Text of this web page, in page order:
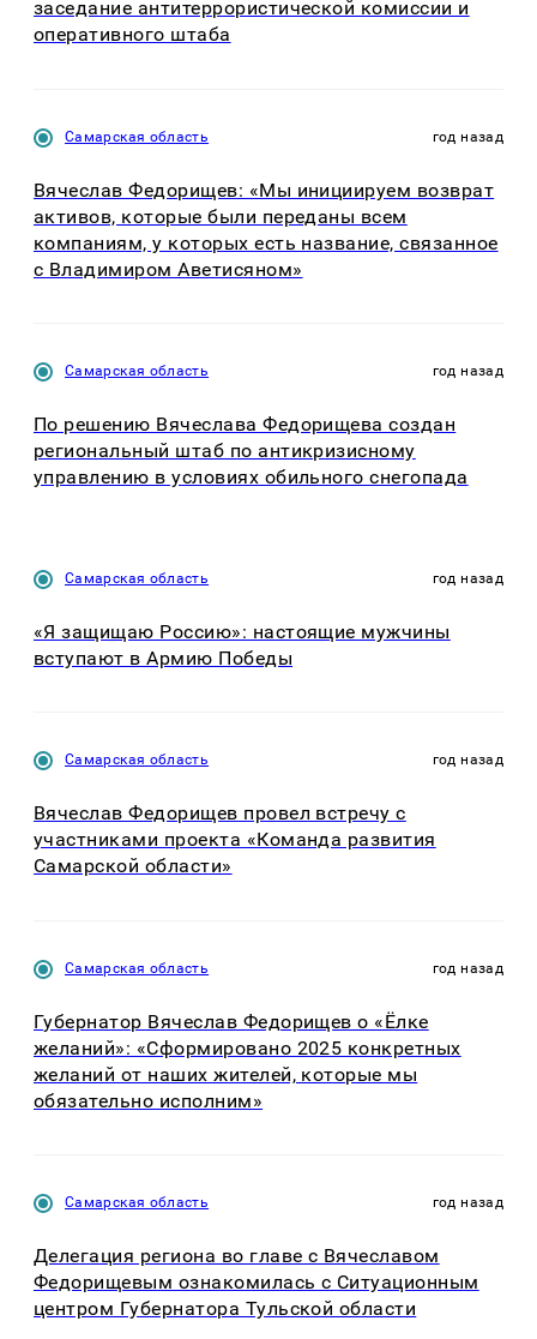
заседание антитеррористической комиссии и
оперативного штаба
Самарская область год назад
Вячеслав Федорищев: «Мы инициируем возврат
активов, которые были переданы всем
компаниям, у которых есть название, связанное
с Владимиром Аветисяном»
Самарская область год назад
По решению Вячеслава Федорищева создан
региональный штаб по антикризисному
управлению в условиях обильного снегопада
Самарская область год назад
«Я защищаю Россию»: настоящие мужчины
вступают в Армию Победы
Самарская область год назад
Вячеслав Федорищев провел встречу с
участниками проекта «Команда развития
Самарской области»
Самарская область год назад
Губернатор Вячеслав Федорищев о «Ёлке
желаний»: «Сформировано 2025 конкретных
желаний от наших жителей, которые мы
обязательно исполним»
Самарская область год назад
Делегация региона во главе с Вячеславом
Федорищевым ознакомилась с Ситуационным
центром Губернатора Тульской области